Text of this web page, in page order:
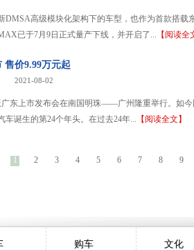
DMSA高级模块化架构下的车型，也作为首款搭载
已于7月9日正式量产下线，并开启了... 【阅读全
售价9.99万元起
2021-08-02
广东上市发布会在南国明珠——广州隆重举行。如
车诞生的第24个年头。在过去24年... 【阅读全文】
1 2 3 4 5 6 7 8 9
购车
文化